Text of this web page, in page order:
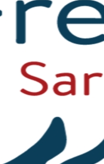
dass Sie uns
für welches
bereits mit ihrer
öffnet sich dann